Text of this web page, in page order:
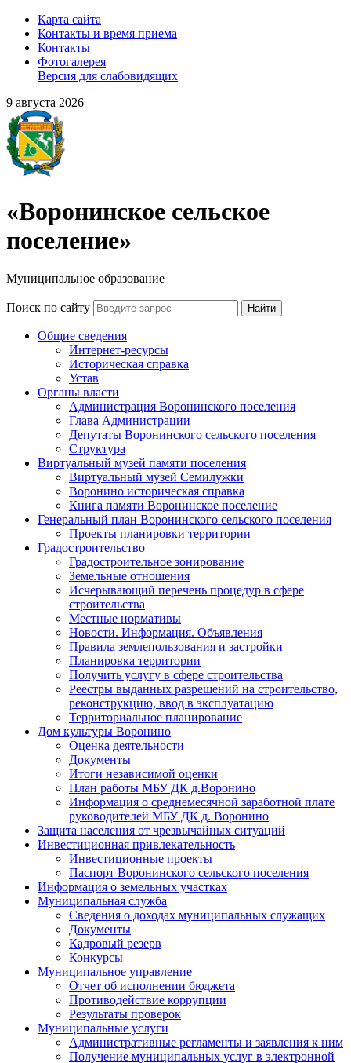
Карта сайта
Контакты и время приема
Контакты
Фотогалерея
Версия для слабовидящих
9 августа 2026
«Воронинское сельское
поселение»
Муниципальное образование
Поиск по сайту Найти
Общие сведения
Интернет-ресурсы
Историческая справка
Устав
Органы власти
Администрация Воронинского поселения
Глава Администрации
Депутаты Воронинского сельского поселения
Структура
Виртуальный музей памяти поселения
Виртуальный музей Семилужки
Воронино историческая справка
Книга памяти Воронинское поселение
Генеральный план Воронинского сельского поселения
Проекты планировки территории
Градостроительство
Градостроительное зонирование
Земельные отношения
Исчерывающий перечень процедур в сфере
строительства
Местные нормативы
Новости. Информация. Объявления
Правила землепользования и застройки
Планировка территории
Получить услугу в сфере строительства
Реестры выданных разрешений на строительство,
реконструкцию, ввод в эксплуатацию
Территориальное планирование
Дом культуры Воронино
Оценка деятельности
Документы
Итоги независимой оценки
План работы МБУ ДК д.Воронино
Информация о среднемесячной заработной плате
руководителей МБУ ДК д. Воронино
Защита населения от чрезвычайных ситуаций
Инвестиционная привлекательность
Инвестиционные проекты
Паспорт Воронинского сельского поселения
Информация о земельных участках
Муниципальная служба
Сведения о доходах муниципальных служащих
Документы
Кадровый резерв
Конкурсы
Муниципальное управление
Отчет об исполнении бюджета
Противодействие коррупции
Результаты проверок
Муниципальные услуги
Административные регламенты и заявления к ним
Получение муниципальных услуг в электронной